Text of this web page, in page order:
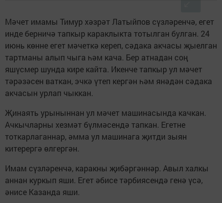
Мәчет имамы Тимур хәзрәт Латыйпов сүзләренчә, егет
инде берничә тапкыр караклыкта тотылган булган. 24
июнь көнне егет мәчеткә кереп, сәдака акчасы җыелган
тартманы алып чыга һәм кача. Бер атнадан соң
яшүсмер шунда кире кайта. Икенче тапкыр ул мәчет
тәрәзәсен ваткан, эчкә үтеп кергән һәм янәдән сәдака
акчасын урлап чыккан.
Җинаять урыныннан ул мәчет машинасында качкан.
Ачкычларны хезмәт бүлмәсендә тапкан. Егетне
тоткарлаганнар, әмма ул машинага җитди зыян
китерергә өлгергән.
Имам сүзләренчә, каракны җибәргәннәр. Авыл халкы
аннан куркып яши. Егет әбисе тәрбиясендә генә үсә,
әнисе Казанда яши.